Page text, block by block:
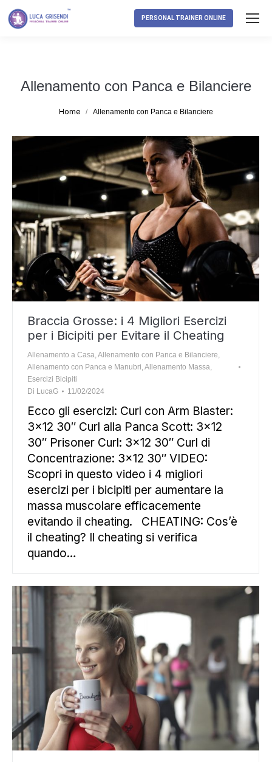
PERSONAL TRAINER ONLINE
Allenamento con Panca e Bilanciere
Tu sei qui:
Home Allenamento con Panca e Bilanciere
Braccia Grosse: i 4 Migliori Esercizi
per i Bicipiti per Evitare il Cheating
Allenamento a Casa,Allenamento con Panca e Bilanciere,
Allenamento con Panca e Manubri,Allenamento Massa,
Esercizi Bicipiti
Di LucaG 11/02/2024
Ecco gli esercizi: Curl con Arm Blaster:
3×12 30″ Curl alla Panca Scott: 3×12
30″ Prisoner Curl: 3×12 30″ Curl di
Concentrazione: 3×12 30″ VIDEO:
Scopri in questo video i 4 migliori
esercizi per i bicipiti per aumentare la
massa muscolare efficacemente
evitando il cheating. CHEATING: Cos’è
il cheating? Il cheating si verifica
quando…